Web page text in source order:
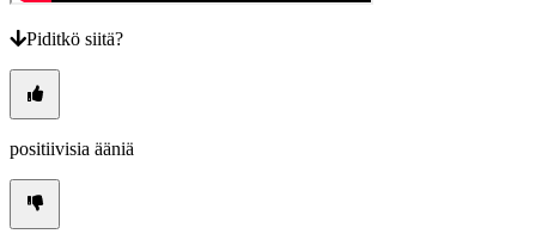
Piditkö siitä?
positiivisia ääniä